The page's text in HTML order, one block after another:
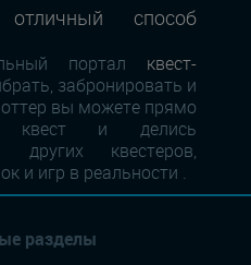
способ
портал квест-
забронировать и
вы можете прямо
квест и делись
других квестеров,
и игр в реальности .
разделы